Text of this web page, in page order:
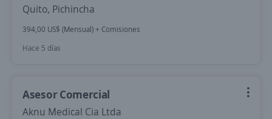
Quito, Pichincha
394,00 US$ (Mensual) + Comisiones
Hace 5 días
Asesor Comercial
Aknu Medical Cia Ltda